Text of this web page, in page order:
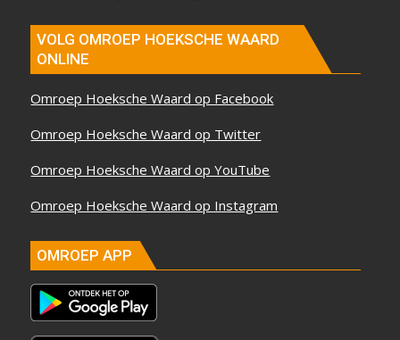
VOLG OMROEP HOEKSCHE WAARD
ONLINE
Omroep Hoeksche Waard op Facebook
Omroep Hoeksche Waard op Twitter
Omroep Hoeksche Waard op YouTube
Omroep Hoeksche Waard op Instagram
OMROEP APP